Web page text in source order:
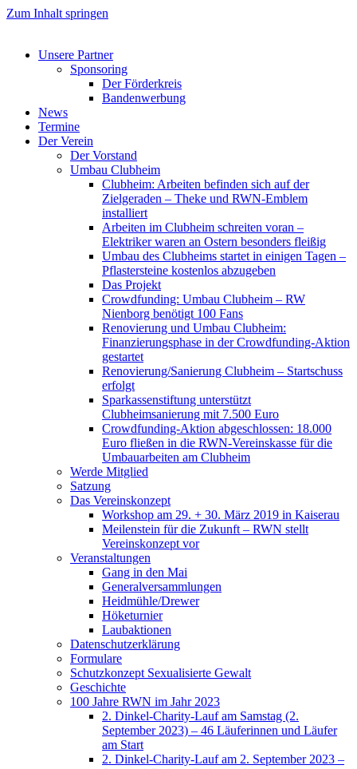
Zum Inhalt springen
Unsere Partner
Sponsoring
Der Förderkreis
Bandenwerbung
News
Termine
Der Verein
Der Vorstand
Umbau Clubheim
Clubheim: Arbeiten befinden sich auf der
Zielgeraden – Theke und RWN-Emblem
installiert
Arbeiten im Clubheim schreiten voran –
Elektriker waren an Ostern besonders fleißig
Umbau des Clubheims startet in einigen Tagen –
Pflastersteine kostenlos abzugeben
Das Projekt
Crowdfunding: Umbau Clubheim – RW
Nienborg benötigt 100 Fans
Renovierung und Umbau Clubheim:
Finanzierungsphase in der Crowdfunding-Aktion
gestartet
Renovierung/Sanierung Clubheim – Startschuss
erfolgt
Sparkassenstiftung unterstützt
Clubheimsanierung mit 7.500 Euro
Crowdfunding-Aktion abgeschlossen: 18.000
Euro fließen in die RWN-Vereinskasse für die
Umbauarbeiten am Clubheim
Werde Mitglied
Satzung
Das Vereinskonzept
Workshop am 29. + 30. März 2019 in Kaiserau
Meilenstein für die Zukunft – RWN stellt
Vereinskonzept vor
Veranstaltungen
Gang in den Mai
Generalversammlungen
Heidmühle/Drewer
Höketurnier
Laubaktionen
Datenschutzerklärung
Formulare
Schutzkonzept Sexualisierte Gewalt
Geschichte
100 Jahre RWN im Jahr 2023
2. Dinkel-Charity-Lauf am Samstag (2.
September 2023) – 46 Läuferinnen und Läufer
am Start
2. Dinkel-Charity-Lauf am 2. September 2023 –